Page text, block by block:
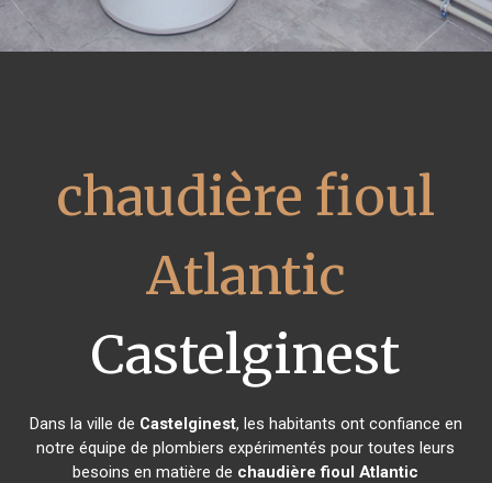
chaudière fioul
Atlantic
Castelginest
Dans la ville de Castelginest, les habitants ont confiance en
notre équipe de plombiers expérimentés pour toutes leurs
besoins en matière de chaudière fioul Atlantic